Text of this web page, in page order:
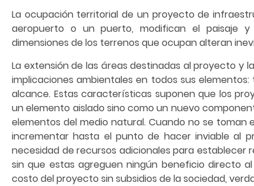
La ocupación territorial de un proyecto de
aeropuerto o un puerto, modifican el paisaje
dimensiones de los terrenos que ocupan alteran
La extensión de las áreas destinadas al proyecto y
implicaciones ambientales en todos sus
alcance. Estas características suponen que los
un elemento aislado sino como un nuevo
elementos del medio natural. Cuando no se toman
incrementar hasta el punto de hacer inviable al
necesidad de recursos adicionales para establecer
sin que estas agreguen ningún beneficio directo
costo del proyecto sin subsidios de la sociedad,